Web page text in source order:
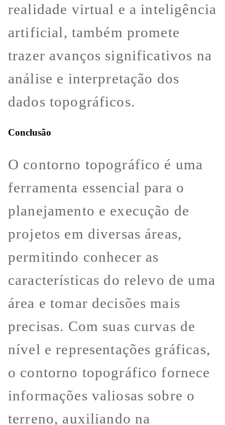
realidade virtual e a inteligência
artificial, também promete
trazer avanços significativos na
análise e interpretação dos
dados topográficos.
Conclusão
O contorno topográfico é uma
ferramenta essencial para o
planejamento e execução de
projetos em diversas áreas,
permitindo conhecer as
características do relevo de uma
área e tomar decisões mais
precisas. Com suas curvas de
nível e representações gráficas,
o contorno topográfico fornece
informações valiosas sobre o
terreno, auxiliando na